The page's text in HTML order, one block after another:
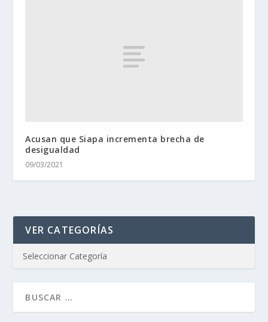
Acusan que Siapa incrementa brecha de
desigualdad
09/03/2021
VER CATEGORÍAS